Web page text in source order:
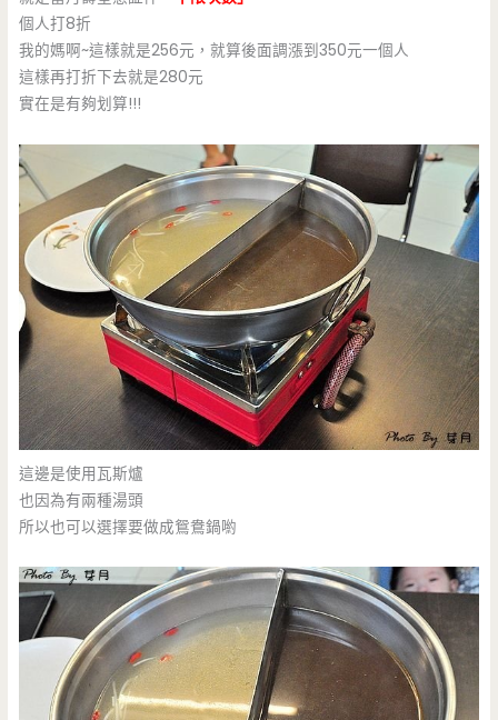
個人打8折
我的媽啊~這樣就是256元，就算後面調漲到350元一個人
這樣再打折下去就是280元
實在是有夠划算!!!
這邊是使用瓦斯爐
也因為有兩種湯頭
所以也可以選擇要做成鴛鴦鍋喲